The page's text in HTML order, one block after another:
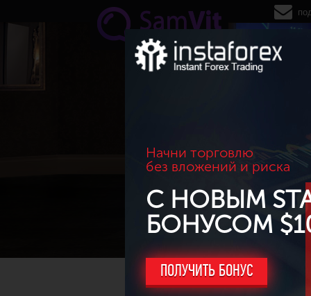
Перейти к основному содержанию
Начни торговлю
без вложений и риска
С НОВЫМ
БОНУСОМ
ПОЛУЧИТЬ БОНУС